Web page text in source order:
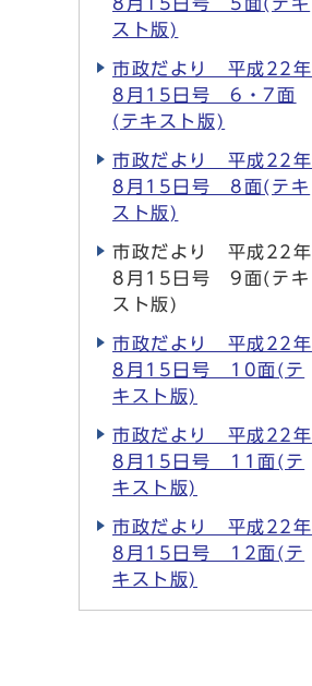
スト版)
市政だより 平成22年
8月15日号 6・7面
(テキスト版)
市政だより 平成22年
8月15日号 8面(テキ
スト版)
市政だより 平成22年
8月15日号 9面(テキ
スト版)
市政だより 平成22年
8月15日号 10面(テ
キスト版)
市政だより 平成22年
8月15日号 11面(テ
キスト版)
市政だより 平成22年
8月15日号 12面(テ
キスト版)